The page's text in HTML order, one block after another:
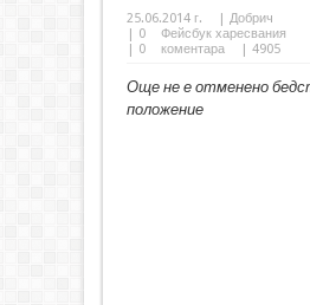
25.06.2014 г. | Добрич
| 0
Фейсбук харесвания
| 0 коментара | 4905
Още не е отменено
положение